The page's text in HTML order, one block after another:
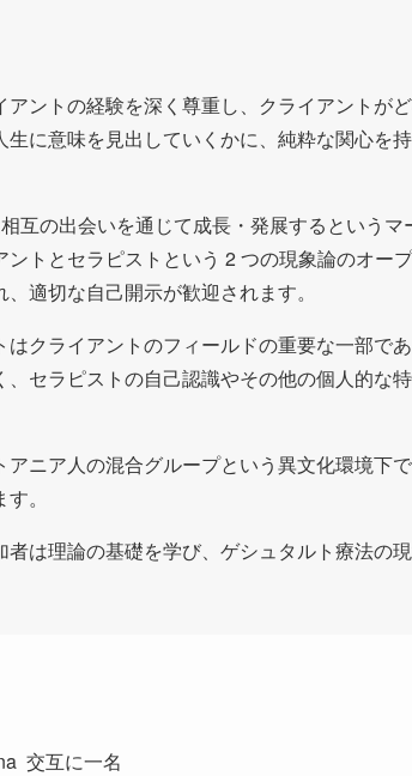
ントの経験を深く尊重し、クライアントが
に意味を見出していくかに、純粋な関心を持
互の出会いを通じて成長・発展するという
トとセラピストという 2 つの現象論のオー
適切な自己開示が歓迎されます。
クライアントのフィールドの重要な一部で
セラピストの自己認識やその他の個人的な
ニア人の混合グループという異文化環境下
。
は理論の基礎を学び、ゲシュタルト療法の
交互に一名